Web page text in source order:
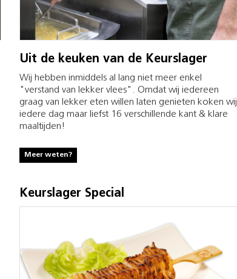
Uit de keuken van de Keurslager
Wij hebben inmiddels al lang niet meer enkel
"verstand van lekker vlees". Omdat wij iedereen
graag van lekker eten willen laten genieten koken wij
iedere dag maar liefst 16 verschillende kant & klare
maaltijden!
Meer weten?
Keurslager Special